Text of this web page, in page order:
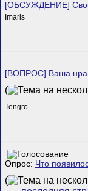
[ОБСУЖДЕНИЕ]
Imaris
[ВОПРОС] Ваша
(
Tengro
Опрос: Что
(